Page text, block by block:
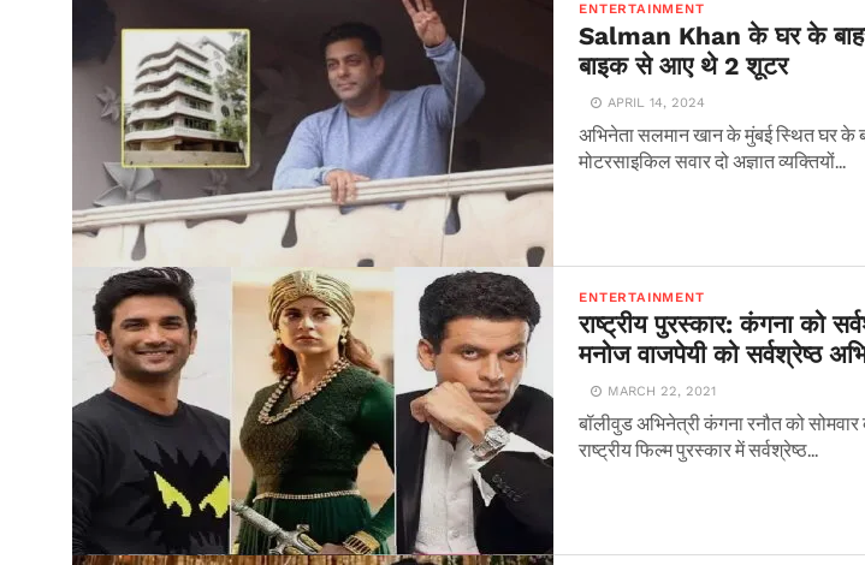
ENTERTAINMENT
Salman Khan के घर के बाहर
बाइक से आए थे 2 शूटर
APRIL 14, 2024
अभिनेता सलमान खान के मुंबई स्थित घर के
मोटरसाइकिल सवार दो अज्ञात व्यक्तियों...
ENTERTAINMENT
राष्ट्रीय पुरस्कार: कंगना को
मनोज वाजपेयी को सर्वश्रेष्ठ
MARCH 22, 2021
बॉलीवुड अभिनेत्री कंगना रनौत को
राष्ट्रीय फिल्म पुरस्कार में सर्वश्रेष्ठ...